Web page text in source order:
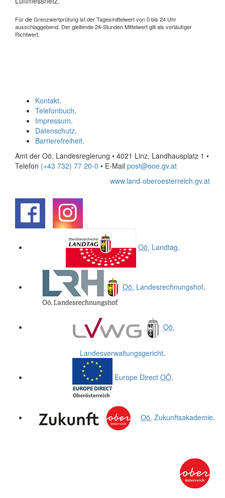
Für die Grenzwertprüfung ist der Tagesmittelwert von 0 bis 24 Uhr
ausschlaggebend. Der gleitende 24-Stunden Mittelwert gilt als vorläufiger
Richtwert.
Kontakt.
Telefonbuch.
Impressum.
Datenschutz.
Barrierefreiheit.
Amt der Oö. Landesregierung • 4021 Linz, Landhausplatz 1 •
Telefon (+43 732) 77 20-0 • E-Mail post@ooe.gv.at
www.land-oberoesterreich.gv.at
Oö. Landtag.
Oö. Landesrechnungshof.
Oö.
Landesverwaltungsgericht.
Europe Direct OÖ.
Oö. Zukunftsakademie.